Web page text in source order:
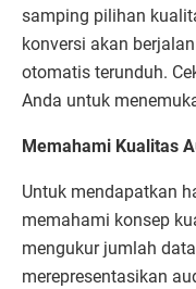
samping pilihan
konversi akan
otomatis terunduh.
Anda untuk
Memahami Kualitas
Untuk mendapatkan
memahami konsep
mengukur jumlah
merepresentasikan